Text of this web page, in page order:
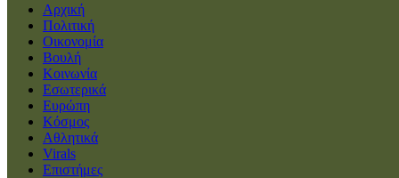
Αρχική
Πολιτική
Οικονομία
Βουλή
Κοινωνία
Εσωτερικά
Ευρώπη
Κόσμος
Αθλητικά
Virals
Επιστήμες